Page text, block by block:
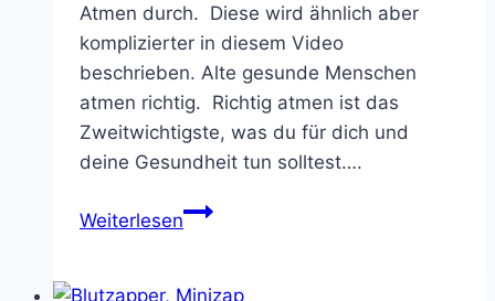
Atmen durch. Diese wird ähnlich aber
komplizierter in diesem Video
beschrieben. Alte gesunde Menschen
atmen richtig. Richtig atmen ist das
Zweitwichtigste, was du für dich und
deine Gesundheit tun solltest….
WeiterlesenRichtig